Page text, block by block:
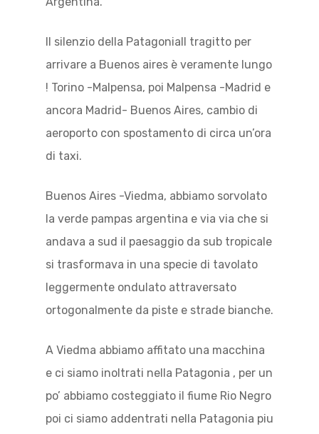
Il silenzio della PatagoniaIl tragitto per
arrivare a Buenos aires è veramente lungo
! Torino -Malpensa, poi Malpensa -Madrid e
ancora Madrid- Buenos Aires, cambio di
aeroporto con spostamento di circa un’ora
di taxi.
Buenos Aires -Viedma, abbiamo sorvolato
la verde pampas argentina e via via che si
andava a sud il paesaggio da sub tropicale
si trasformava in una specie di tavolato
leggermente ondulato attraversato
ortogonalmente da piste e strade bianche.
A Viedma abbiamo affitato una macchina
e ci siamo inoltrati nella Patagonia , per un
po’ abbiamo costeggiato il fiume Rio Negro
poi ci siamo addentrati nella Patagonia piu